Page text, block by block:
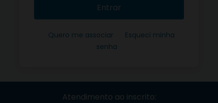
Entrar
Quero me associar
Esqueci minha
senha
Atendimento ao inscrito: